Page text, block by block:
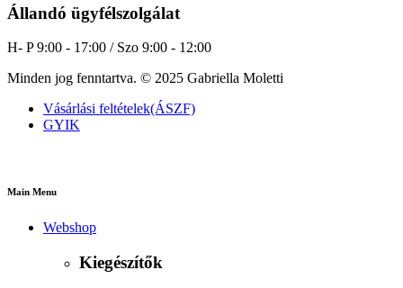
Állandó ügyfélszolgálat
H- P 9:00 - 17:00 / Szo 9:00 - 12:00
Minden jog fenntartva. © 2025 Gabriella Moletti
Vásárlási feltételek(ÁSZF)
GYIK
Main Menu
Webshop
Kiegészítők